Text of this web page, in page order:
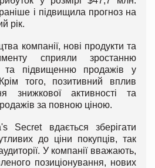
і підвищила прогноз на
рік.
компанії, нові продукти та
сприяли зростанню
та підвищенню продажів у
того, позитивний вплив
знижкової активності та
за повною ціною.
Secret вдається зберігати
до ціни покупців, так
У компанії вважають,
позиціонування, нових